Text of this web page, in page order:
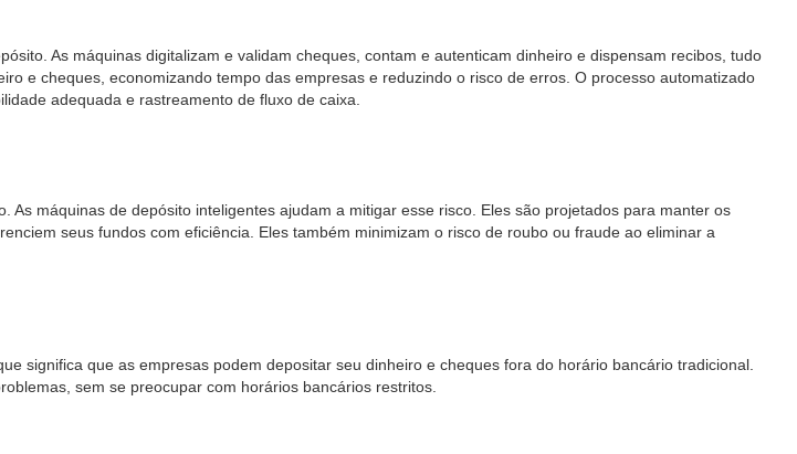
As máquinas digitalizam e validam cheques, contam e autenticam dinheiro e dispensam recibos, tudo
e cheques, economizando tempo das empresas e reduzindo o risco de erros. O processo automatizado
adequada e rastreamento de fluxo de caixa.
máquinas de depósito inteligentes ajudam a mitigar esse risco. Eles são projetados para manter os
seus fundos com eficiência. Eles também minimizam o risco de roubo ou fraude ao eliminar a
significa que as empresas podem depositar seu dinheiro e cheques fora do horário bancário tradicional.
sem se preocupar com horários bancários restritos.